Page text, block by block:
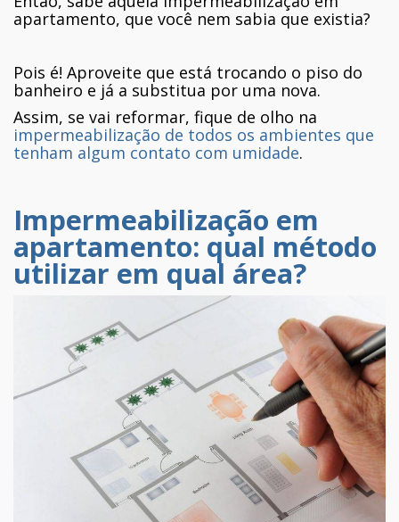
apartamento, que você nem sabia que existia?
Pois é! Aproveite que está trocando o piso do
banheiro e já a substitua por uma nova.
Assim, se vai reformar, fique de olho na
impermeabilização de todos os ambientes que
tenham algum contato com umidade.
Impermeabilização em
apartamento: qual método
utilizar em qual área?